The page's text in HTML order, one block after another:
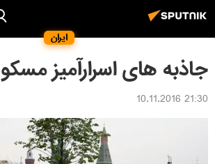
ایران
جاذبه های اسرارآمیز مسکو
21:30 10.11.2016